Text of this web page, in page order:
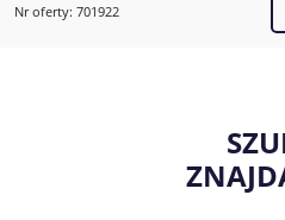
Nr oferty: 701922